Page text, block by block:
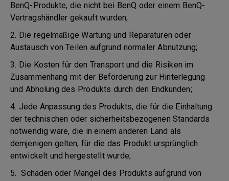
BenQ-Produkte, die nicht bei BenQ oder einem BenQ-
Vertragshändler gekauft wurden;
2. Die regelmäßige Wartung und Reparaturen oder
Austausch von Teilen aufgrund normaler Abnutzung;
3. Die Kosten für den Transport und die Risiken im
Zusammenhang mit der Beförderung zur Hinterlegung
und Abholung des Produkts durch den Endkunden;
4. Jede Anpassung des Produkts, die für die Einhaltung
der technischen oder sicherheitsbezogenen Standards
notwendig wäre, die in einem anderen Land als
demjenigen gelten, für die das Produkt ursprünglich
entwickelt und hergestellt wurde;
5. Schäden oder Mängel des Produkts aufgrund von